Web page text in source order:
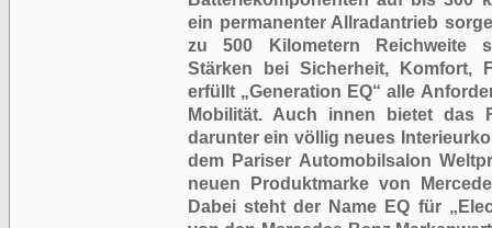
ein permanenter Allradantrieb
zu 500 Kilometern Reichweite
Stärken bei Sicherheit, Komfort,
erfüllt „Generation EQ“ alle
Mobilität. Auch innen bietet das
darunter ein völlig neues
dem Pariser Automobilsalon
neuen Produktmarke von
Dabei steht der Name EQ für